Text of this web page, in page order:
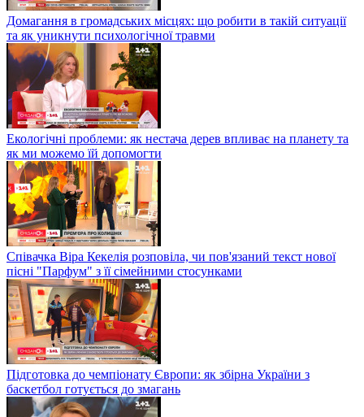
Домагання в громадських місцях: що робити в такій ситуації
та як уникнути психологічної травми
Екологічні проблеми: як нестача дерев впливає на планету та
як ми можемо їй допомогти
Співачка Віра Кекелія розповіла, чи пов'язаний текст нової
пісні "Парфум" з її сімейними стосунками
Підготовка до чемпіонату Європи: як збірна України з
баскетбол готується до змагань